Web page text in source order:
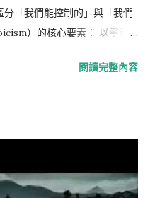
分「我們能控制的」與「我們
）的核心要素： 以寧靜
沒有的，糟蹋了你已經擁有
中文翻譯
By Epictetus.
閱讀完整內容